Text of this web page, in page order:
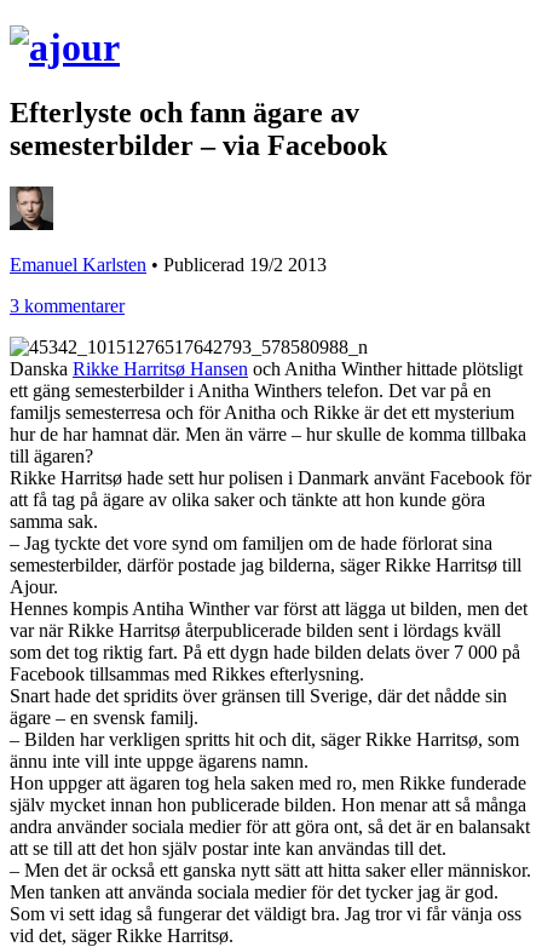
Efterlyste och fann ägare av
semesterbilder – via Facebook
Emanuel Karlsten • Publicerad 19/2 2013
3 kommentarer
Danska Rikke Harritsø Hansen och Anitha Winther hittade plötsligt
ett gäng semesterbilder i Anitha Winthers telefon. Det var på en
familjs semesterresa och för Anitha och Rikke är det ett mysterium
hur de har hamnat där. Men än värre – hur skulle de komma tillbaka
till ägaren?
Rikke Harritsø hade sett hur polisen i Danmark använt Facebook för
att få tag på ägare av olika saker och tänkte att hon kunde göra
samma sak.
– Jag tyckte det vore synd om familjen om de hade förlorat sina
semesterbilder, därför postade jag bilderna, säger Rikke Harritsø till
Ajour.
Hennes kompis Antiha Winther var först att lägga ut bilden, men det
var när Rikke Harritsø återpublicerade bilden sent i lördags kväll
som det tog riktig fart. På ett dygn hade bilden delats över 7 000 på
Facebook tillsammas med Rikkes efterlysning.
Snart hade det spridits över gränsen till Sverige, där det nådde sin
ägare – en svensk familj.
– Bilden har verkligen spritts hit och dit, säger Rikke Harritsø, som
ännu inte vill inte uppge ägarens namn.
Hon uppger att ägaren tog hela saken med ro, men Rikke funderade
själv mycket innan hon publicerade bilden. Hon menar att så många
andra använder sociala medier för att göra ont, så det är en balansakt
att se till att det hon själv postar inte kan användas till det.
– Men det är också ett ganska nytt sätt att hitta saker eller människor.
Men tanken att använda sociala medier för det tycker jag är god.
Som vi sett idag så fungerar det väldigt bra. Jag tror vi får vänja oss
vid det, säger Rikke Harritsø.